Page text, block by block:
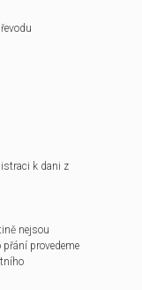
k dani z
nejsou
provedeme